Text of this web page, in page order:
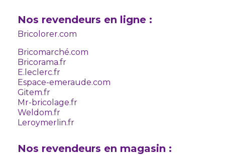
Nos revendeurs en ligne :
Bricolorer.com
Bricomarché.com
Bricorama.fr
E.leclerc.fr
Espace-emeraude.com
Gitem.fr
Mr-bricolage.fr
Weldom.fr
Leroymerlin.fr
Nos revendeurs en magasin :